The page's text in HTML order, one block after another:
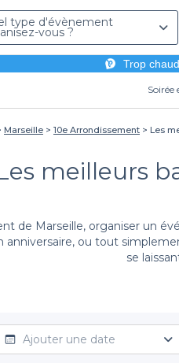
type d'évènement
vous ?
Trop
Soirée
Marseille 10e Arrondissement Les
meilleurs
de Marseille, organiser un
anniversaire, ou tout
se
pour planifier votre
bars soigneusement
des vins locaux ou des
Ajouter une date